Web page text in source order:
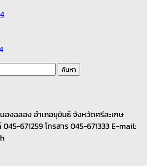
งฉลอง อำเภอขุขันธ์ จังหวัดศรีสะเกษ
671259 โทรสาร 045-671333 E-mail: